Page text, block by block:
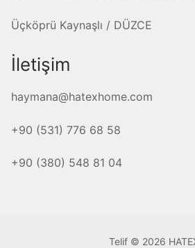
Üçköprü Kaynaşlı / DÜZCE
İletişim
haymana@hatexhome.com
+90 (531) 776 68 58
+90 (380) 548 81 04
Telif © 2026